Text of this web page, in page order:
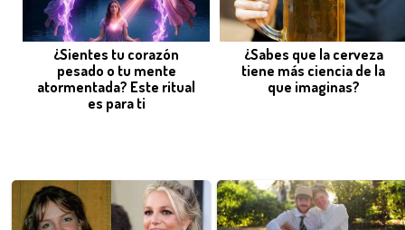
¿Sientes tu corazón
pesado o tu mente
atormentada? Este ritual
es para ti
¿Sabes que la cerveza
tiene más ciencia de la
que imaginas?